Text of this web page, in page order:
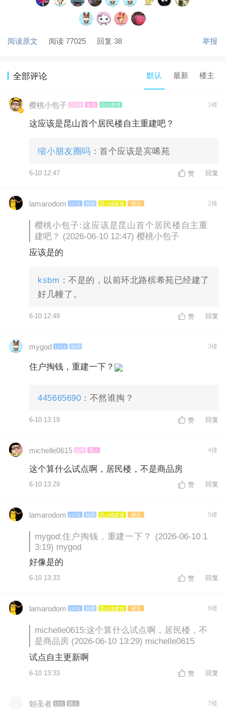
阅读原文 阅读 77025 回复 38 举报
全部评论 默认 最新 楼主
樱桃小包子 LV18 女君 论坛管理 1楼
这应该是昆山首个居民楼自主重建吧？
缩小朋友圈吗 ：首个应该是宾唏苑
6-10 12:47 赞 回复
lamarodom LV11 知府 昆山城建迷 楼主 2楼
樱桃小包子:这应该是昆山首个居民楼自主重
建吧？ (2026-06-10 12:47) 樱桃小包子
应该是的
ksbm ：不是的，以前环北路槟希苑已经建了
好几幢了。
6-10 12:49 赞 回复
mygod LV11 知府 3楼
住户掏钱，重建一下？
445665690 ：不然谁掏？
6-10 13:19 赞 回复
michelle0615 LV6 美人 4楼
这个算什么试点啊，居民楼，不是商品房
6-10 13:29 赞 回复
lamarodom LV11 知府 昆山城建迷 楼主 5楼
mygod:住户掏钱，重建一下？ (2026-06-10 1
3:19) mygod
好像是的
6-10 13:33 赞 回复
lamarodom LV11 知府 昆山城建迷 楼主 6楼
michelle0615:这个算什么试点啊，居民楼，不
是商品房 (2026-06-10 13:29) michelle0615
试点自主更新啊
6-10 13:33 赞 回复
朝圣者 LV1 路人 7楼